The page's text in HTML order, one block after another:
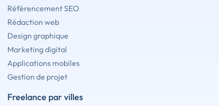
Référencement SEO
Rédaction web
Design graphique
Marketing digital
Applications mobiles
Gestion de projet
Freelance par villes